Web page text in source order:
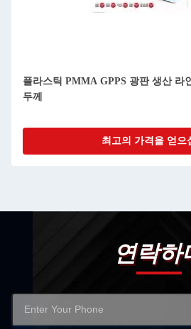
플라스틱 PMMA GPPS 광판 생산 라
두께
최고의 가격을 얻으
연락하